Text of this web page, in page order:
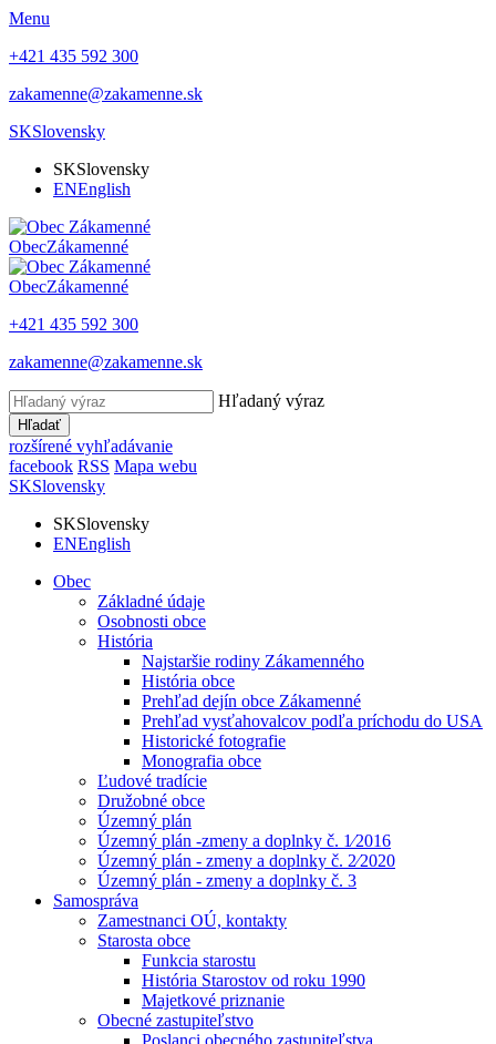
Menu
+421 435 592 300
zakamenne@zakamenne.sk
SKSlovensky
SKSlovensky
ENEnglish
ObecZákamenné
ObecZákamenné
+421 435 592 300
zakamenne@zakamenne.sk
Hľadaný výraz
Hľadať
rozšírené vyhľadávanie
facebook RSS Mapa webu
SKSlovensky
SKSlovensky
ENEnglish
Obec
Základné údaje
Osobnosti obce
História
Najstaršie rodiny Zákamenného
História obce
Prehľad dejín obce Zákamenné
Prehľad vysťahovalcov podľa príchodu do USA
Historické fotografie
Monografia obce
Ľudové tradície
Družobné obce
Územný plán
Územný plán -zmeny a doplnky č. 1⁄2016
Územný plán - zmeny a doplnky č. 2⁄2020
Územný plán - zmeny a doplnky č. 3
Samospráva
Zamestnanci OÚ, kontakty
Starosta obce
Funkcia starostu
História Starostov od roku 1990
Majetkové priznanie
Obecné zastupiteľstvo
Poslanci obecného zastupiteľstva